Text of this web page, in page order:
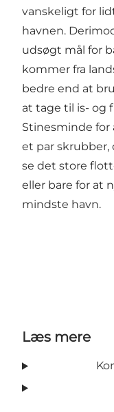
vanskeligt for
havnen.
udsøgt mål for
kommer fra
bedre end at
at tage til is- og
Stinesminde for
et par skrubber,
se det store
eller bare for at
mindste havn.
Læs mere